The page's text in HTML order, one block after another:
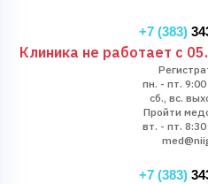
+7 (383)
Клиника не работает с
пн. - пт.
сб., вс.
Пройти
вт. - пт.
+7 (383)